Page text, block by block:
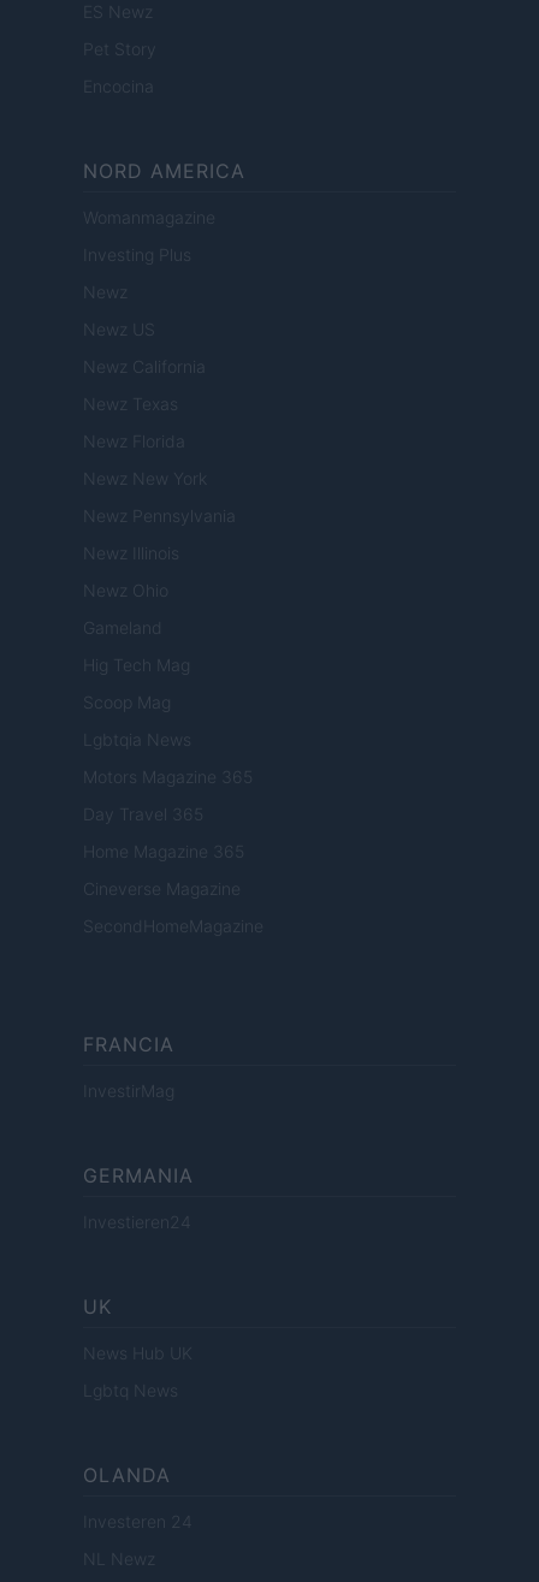
ES Newz
Pet Story
Encocina
NORD AMERICA
Womanmagazine
Investing Plus
Newz
Newz US
Newz California
Newz Texas
Newz Florida
Newz New York
Newz Pennsylvania
Newz Illinois
Newz Ohio
Gameland
Hig Tech Mag
Scoop Mag
Lgbtqia News
Motors Magazine 365
Day Travel 365
Home Magazine 365
Cineverse Magazine
SecondHomeMagazine
FRANCIA
InvestirMag
GERMANIA
Investieren24
UK
News Hub UK
Lgbtq News
OLANDA
Investeren 24
NL Newz